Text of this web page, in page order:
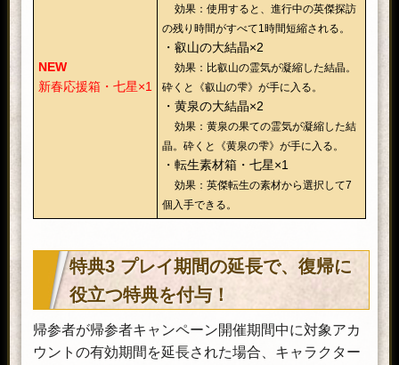
腕貫の付与値を変更する護法具を取
り出せる箱。
※護法具の使い方は、妙院郷にいる
※付与値の設定は、護法具を1個消費す
る毎に1回可能です。
家臣闘練時に家臣体力を500回復す
る。
家臣闘練で修練の項目と配置される
英傑を更新できる。闘練中に3回使
修練教本箱・参×1
使用すると、以下の指南用具から1
つ選んで取り出せる。
・生命修練教本・参
・腕力修練教本・参
・耐久修練教本・参
武器に宿る九十九の力を強化する
《九十九の源》の50個分の効果があ
る。
NEW
新春応援箱・七星×1
効果：使用すると、進行中の英傑探訪
の残り時間がすべて1時間短縮される。
・叡山の大結晶×2
効果：比叡山の霊気が凝縮した結晶。
砕くと《叡山の雫》が手に入る。
・黄泉の大結晶×2
効果：黄泉の果ての霊気が凝縮した結
晶。砕くと《黄泉の雫》が手に入る。
・転生素材箱・七星×1
効果：英傑転生の素材から選択して7
個入手できる。
特典3 プレイ期間の延長で、復帰に
役立つ特典を付与！
帰参者が帰参者キャンペーン開催期間中に対象アカ
ウントの有効期間を延長された場合、キャラクター